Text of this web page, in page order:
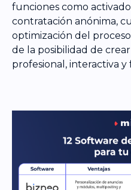
funciones como
contratación anónima,
optimización del
de la posibilidad de
profesional, interactiva y